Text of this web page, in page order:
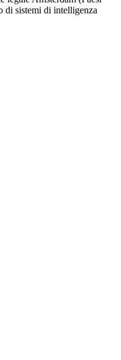
di sistemi di intelligenza